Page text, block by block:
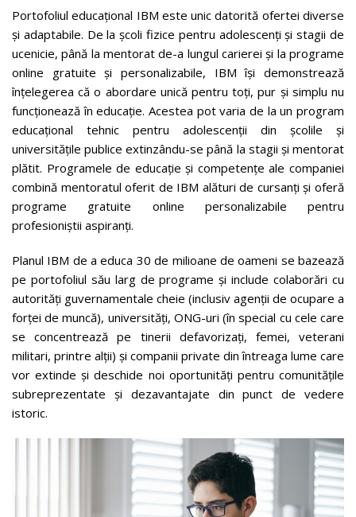
Portofoliul educațional IBM este unic datorită ofertei diverse
și adaptabile. De la școli fizice pentru adolescenți și stagii de
ucenicie, până la mentorat de-a lungul carierei și la programe
online gratuite și personalizabile, IBM își demonstrează
înțelegerea că o abordare unică pentru toți, pur și simplu nu
funcționează în educație. Acestea pot varia de la un program
educațional tehnic pentru adolescenții din școlile și
universitățile publice extinzându-se până la stagii și mentorat
plătit. Programele de educație și competențe ale companiei
combină mentoratul oferit de IBM alături de cursanți și oferă
programe gratuite online personalizabile pentru
profesioniștii aspiranți.
Planul IBM de a educa 30 de milioane de oameni se bazează
pe portofoliul său larg de programe și include colaborări cu
autorități guvernamentale cheie (inclusiv agenții de ocupare a
forței de muncă), universități, ONG-uri (în special cu cele care
se concentrează pe tinerii defavorizați, femei, veterani
militari, printre alții) și companii private din întreaga lume care
vor extinde și deschide noi oportunități pentru comunitățile
subreprezentate și dezavantajate din punct de vedere
istoric.